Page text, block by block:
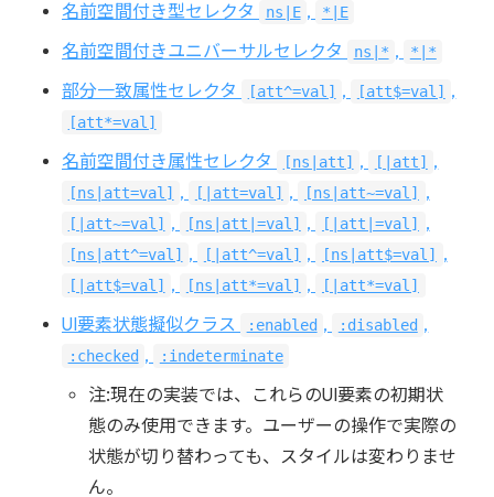
名前空間付き型セレクタ ns|E , *|E
名前空間付きユニバーサルセレクタ ns|* , *|*
部分一致属性セレクタ [att^=val] , [att$=val] ,
[att*=val]
名前空間付き属性セレクタ [ns|att] , [|att] ,
[ns|att=val] , [|att=val] , [ns|att~=val] ,
[|att~=val] , [ns|att|=val] , [|att|=val] ,
[ns|att^=val] , [|att^=val] , [ns|att$=val] ,
[|att$=val] , [ns|att*=val] , [|att*=val]
UI要素状態擬似クラス :enabled , :disabled ,
:checked , :indeterminate
注:現在の実装では、これらのUI要素の初期状
態のみ使用できます。ユーザーの操作で実際の
状態が切り替わっても、スタイルは変わりませ
ん。